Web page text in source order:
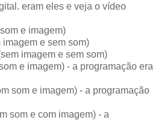
eram eles e veja o vídeo
e imagem)
e sem som)
imagem e sem som)
e imagem) - a programação era
som e imagem) - a programação
som e com imagem) - a